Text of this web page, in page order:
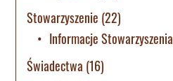
Stowarzyszenie (22)
Informacje Stowarzyszenia
Świadectwa (16)